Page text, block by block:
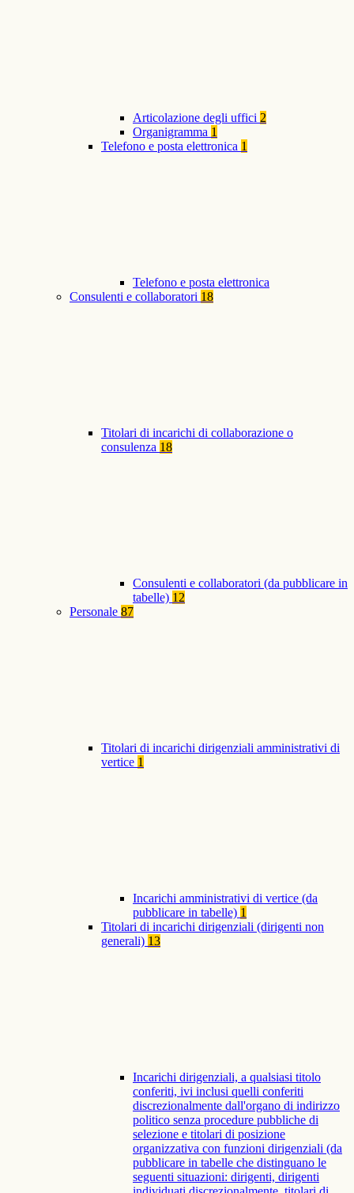
Articolazione degli uffici 2
Organigramma 1
Telefono e posta elettronica 1
Telefono e posta elettronica
Consulenti e collaboratori 18
Titolari di incarichi di collaborazione o
consulenza 18
Consulenti e collaboratori (da pubblicare in
tabelle) 12
Personale 87
Titolari di incarichi dirigenziali amministrativi di
vertice 1
Incarichi amministrativi di vertice (da
pubblicare in tabelle) 1
Titolari di incarichi dirigenziali (dirigenti non
generali) 13
Incarichi dirigenziali, a qualsiasi titolo
conferiti, ivi inclusi quelli conferiti
discrezionalmente dall'organo di indirizzo
politico senza procedure pubbliche di
selezione e titolari di posizione
organizzativa con funzioni dirigenziali (da
pubblicare in tabelle che distinguano le
seguenti situazioni: dirigenti, dirigenti